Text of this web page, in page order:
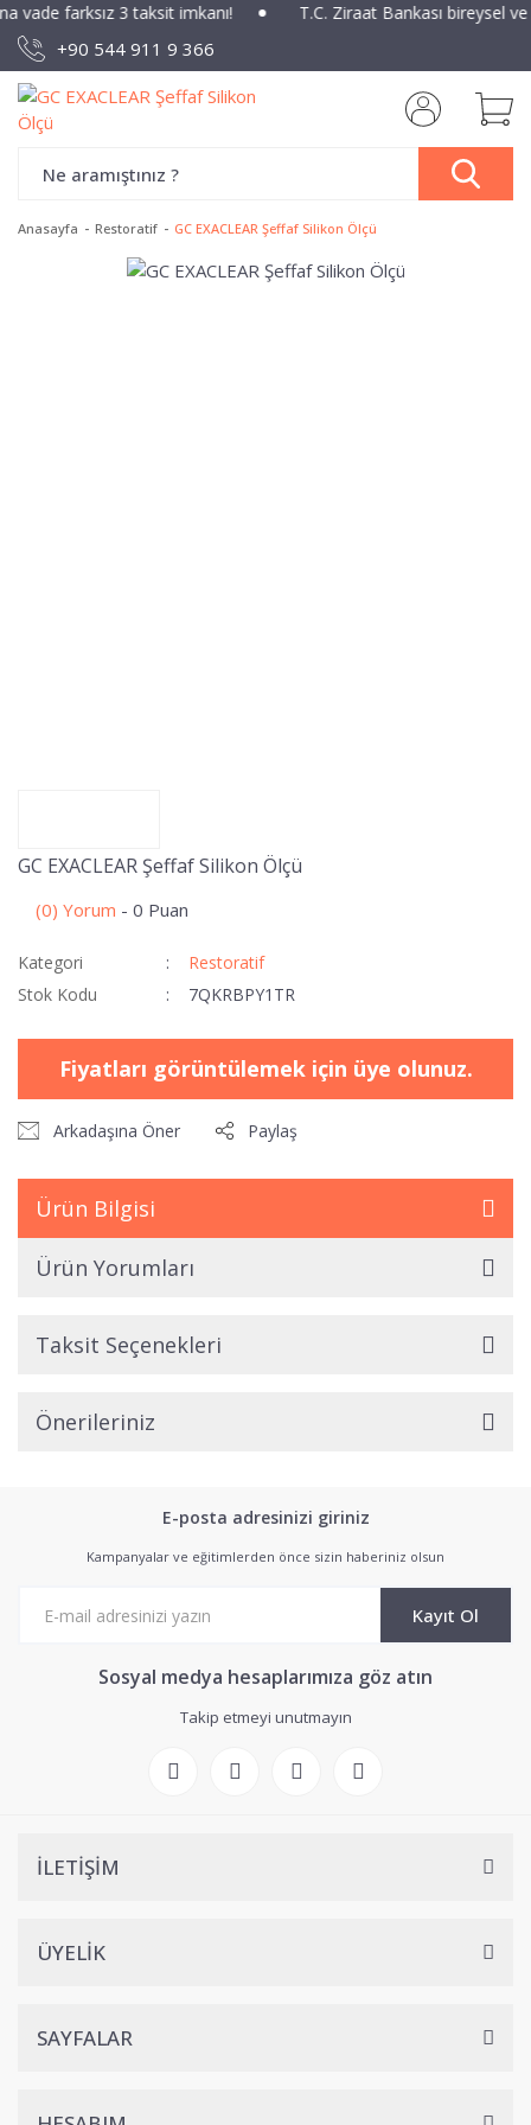
vade farksız 3 taksit imkanı! T.C. Ziraat Bankası bireysel
+90 544 911 9 366
Anasayfa Restoratif GC EXACLEAR Şeffaf Silikon Ölçü
GC EXACLEAR Şeffaf Silikon Ölçü
(0) Yorum - 0 Puan
Kategori
Restoratif
Stok Kodu
7QKRBPY1TR
Fiyatları görüntülemek için üye olunuz.
Arkadaşına Öner Paylaş
Ürün Bilgisi
Ürün Yorumları
Taksit Seçenekleri
Önerileriniz
E-posta adresinizi giriniz
Kampanyalar ve eğitimlerden önce sizin haberiniz olsun
Kayıt Ol
Sosyal medya hesaplarımıza göz atın
Takip etmeyi unutmayın
İLETİŞİM
ÜYELİK
SAYFALAR